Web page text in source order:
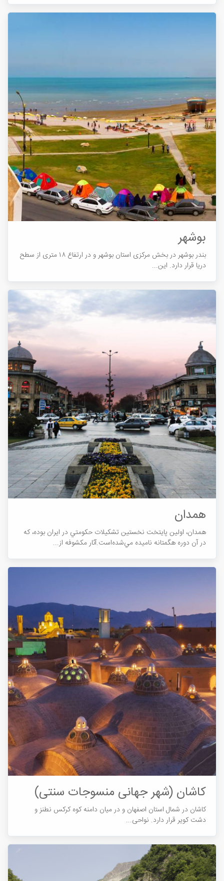
بوشهر
بندر بوشهر در بخش مرکزی استان بوشهر و در ارتفاع ۱۸ متری از سطح
دریا قرار دارد. این...
همدان
همدان، اولين پايتخت نخستين تشکيلات حکومتي در ايران بوده، که
در آن دوره هگمتانه ناميده مي‌شده‌است.آثار مکشوفه از...
کاشان (شهر جهانی منسوجات سنتی)
کاشان در شمال استان اصفهان و در میان دامنه کوه کرکس نطنز و
دشت کویر قرار دارد. نواحی...